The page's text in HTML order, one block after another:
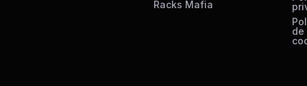
Racks Mafia
de